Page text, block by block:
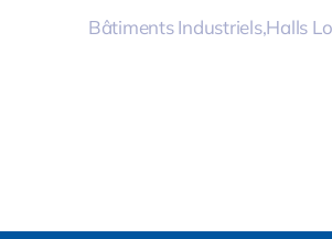
Bâtiments Industriels,Halls